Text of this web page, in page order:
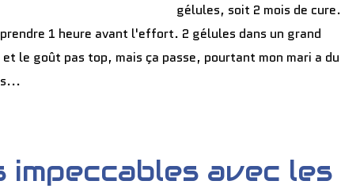
gélules, soit 2 mois de cure.
1 heure avant l'effort. 2 gélules dans un grand
et le goût pas top, mais ça passe, pourtant mon mari a du
impeccables avec les